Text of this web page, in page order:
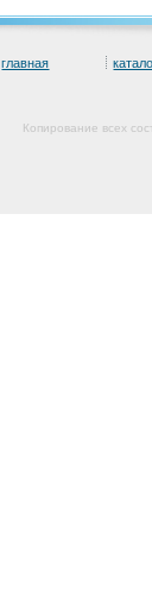
главная
Копирование всех